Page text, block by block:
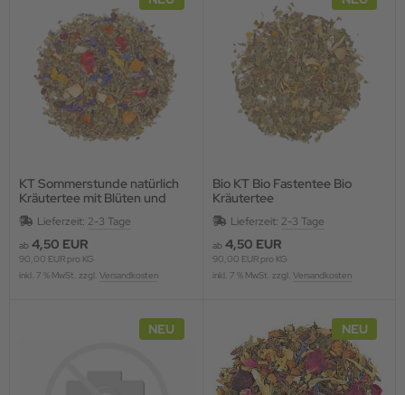
KT Sommerstunde natürlich
Kräutertee mit Blüten und
Fruchtstücken, aromatisiert
Lieferzeit: 2-3 Tage
ab 4,50 EUR
90,00 EUR pro KG
inkl. 7 % MwSt. zzgl. Versandkosten
Bio KT Bio Fastentee Bio
Kräutertee
Lieferzeit: 2-3 Tage
ab 4,50 EUR
90,00 EUR pro KG
inkl. 7 % MwSt. zzgl. Versandkosten
NEU NEU